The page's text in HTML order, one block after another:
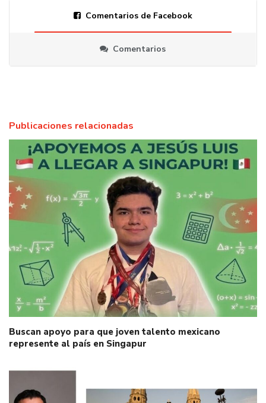
Comentarios de Facebook
Comentarios
Publicaciones relacionadas
Buscan apoyo para que joven talento mexicano
represente al país en Singapur